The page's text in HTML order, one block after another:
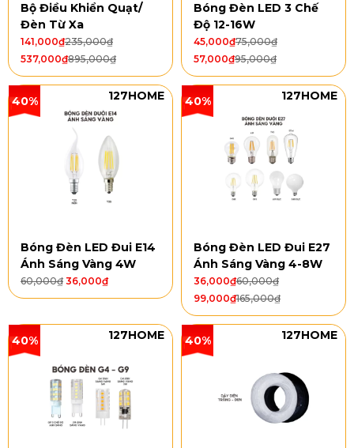
Bộ Điều Khiển Quạt/
Đèn Từ Xa
235,000₫
141,000₫
895,000₫
537,000₫
Bóng Đèn LED 3 Chế
Độ 12-16W
75,000₫
45,000₫
95,000₫
57,000₫
40% 127HOME
Bóng Đèn LED Đui E14
Ánh Sáng Vàng 4W
60,000₫ 36,000₫
40% 127HOME
Bóng Đèn LED Đui E27
Ánh Sáng Vàng 4-8W
60,000₫
36,000₫
165,000₫
99,000₫
40% 127HOME 40% 127HOME